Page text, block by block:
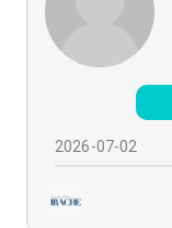
2026-07-02